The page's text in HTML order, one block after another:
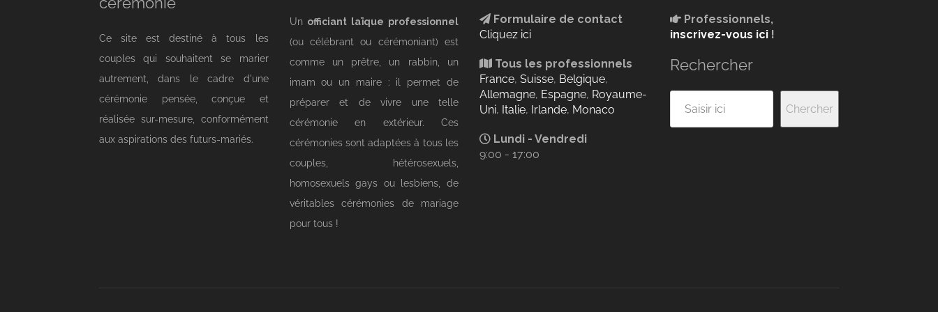
Ce site est destiné à tous les
couples qui souhaitent se marier
autrement, dans le cadre d'une
cérémonie pensée, conçue et
réalisée sur-mesure, conformément
aux aspirations des futurs-mariés.
Un officiant laïque professionnel
(ou célébrant ou cérémoniant) est
comme un prêtre, un rabbin, un
imam ou un maire : il permet de
préparer et de vivre une telle
cérémonie en extérieur. Ces
cérémonies sont adaptées à tous les
couples, hétérosexuels,
homosexuels gays ou lesbiens, de
véritables cérémonies de mariage
pour tous !
Formulaire de contact
Cliquez ici
Tous les professionnels
France, Suisse, Belgique,
Allemagne, Espagne, Royaume-
Uni, Italie, Irlande, Monaco
Lundi - Vendredi
9:00 - 17:00
Professionnels,
inscrivez-vous ici!
Rechercher
Chercher